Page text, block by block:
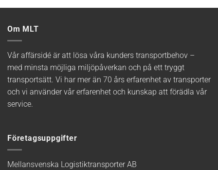
Om MLT
Vår affärsidé är att lösa våra kunders transportbehov –
med minsta möjliga miljöpåverkan och på ett tryggt
transportsätt. Vi har mer än 70 års erfarenhet av transporter
och vi använder vår erfarenhet och kunskap att förädla vår
service.
Företagsuppgifter
Mellansvenska Logistiktransporter AB